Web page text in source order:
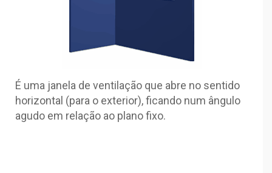
É uma janela de ventilação que abre no sentido
horizontal (para o exterior), ficando num ângulo
agudo em relação ao plano fixo.